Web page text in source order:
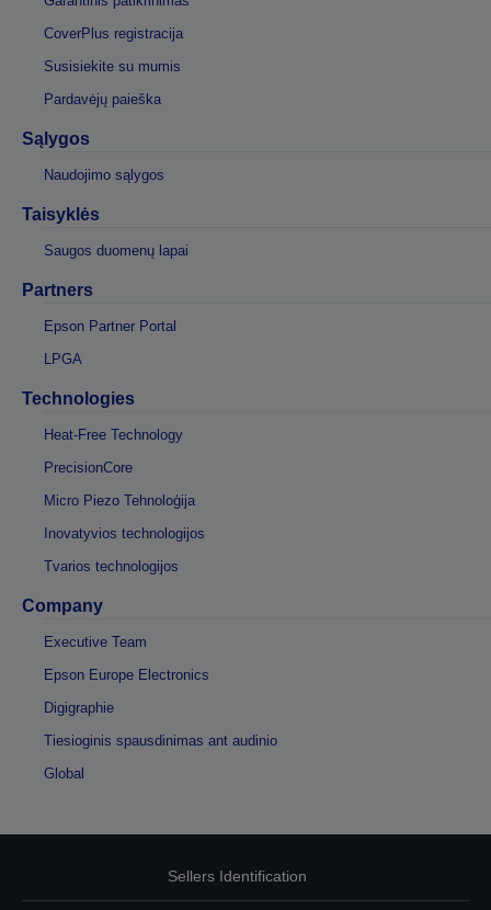
CoverPlus registracija
Susisiekite su mumis
Pardavėjų paieška
Sąlygos
Naudojimo sąlygos
Taisyklės
Saugos duomenų lapai
Partners
Epson Partner Portal
LPGA
Technologies
Heat-Free Technology
PrecisionCore
Micro Piezo Tehnoloģija
Inovatyvios technologijos
Tvarios technologijos
Company
Executive Team
Epson Europe Electronics
Digigraphie
Tiesioginis spausdinimas ant audinio
Global
Sellers Identification